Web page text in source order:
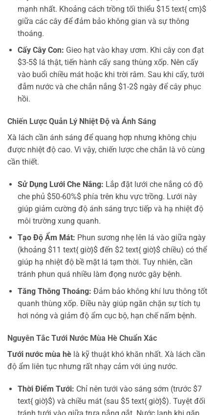
mạnh nhất. Khoảng cách trồng tối thiểu $15 text{ cm}$
giữa các cây để đảm bảo không gian và sự thông
thoáng.
Cấy Cây Con: Gieo hạt vào khay ươm. Khi cây con đạt
$3-5$ lá thật, tiến hành cấy sang thùng xốp. Nên cấy
vào buổi chiều mát hoặc khi trời râm. Sau khi cấy, tưới
đẫm nước và che chắn nắng $1-2$ ngày để cây phục
hồi.
Chiến Lược Quản Lý Nhiệt Độ và Ánh Sáng
Xà lách cần ánh sáng để quang hợp nhưng không chịu
được nhiệt độ cao. Vì vậy, chiến lược che chắn là vô cùng
cần thiết.
Sử Dụng Lưới Che Nắng: Lắp đặt lưới che nắng có độ
che phủ $50-60%$ phía trên khu vực trồng. Lưới này
giúp giảm cường độ ánh sáng trực tiếp và hạ nhiệt độ
môi trường xung quanh.
Tạo Độ Ẩm Mát: Phun sương nhẹ lên lá vào giữa ngày
(khoảng $11 text{ giờ}$ đến $2 text{ giờ}$ chiều) có thể
giúp hạ nhiệt độ bề mặt lá tạm thời. Tuy nhiên, cần
tránh phun quá nhiều làm đọng nước gây bệnh.
Tăng Thông Thoáng: Đảm bảo không khí lưu thông tốt
quanh thùng xốp. Điều này giúp ngăn chặn sự tích tụ
hơi nóng và giảm độ ẩm cục bộ, hạn chế nấm bệnh.
Nguyên Tắc Tưới Nước Mùa Hè Chuẩn Xác
Tưới nước mùa hè là kỹ thuật khó khăn nhất. Xà lách cần
độ ẩm liên tục nhưng rất nhạy cảm với úng nước.
Thời Điểm Tưới: Chỉ nên tưới vào sáng sớm (trước $7
text{ giờ}$) và chiều mát (sau $5 text{ giờ}$). Tuyệt đối
tránh tưới vào giữa trưa nắng gắt. Nước lạnh khi gặp